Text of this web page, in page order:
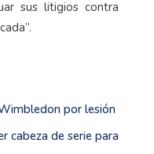
sus litigios contra
por lesión
cabeza de serie para